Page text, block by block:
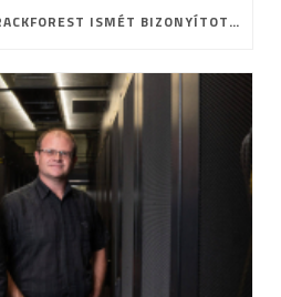
EXTRÉM TERHELÉS? A RACKFOREST ISMÉT BIZONYÍTOTT!